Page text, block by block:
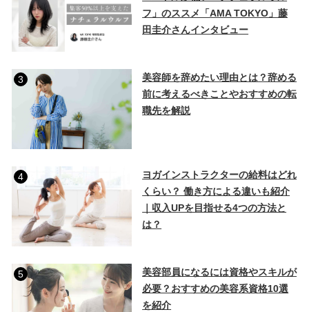
フ」のススメ「AMA TOKYO」藤
田圭介さんインタビュー
3
美容師を辞めたい理由とは？辞める
前に考えるべきことやおすすめの転
職先を解説
4
ヨガインストラクターの給料はどれ
くらい？ 働き方による違いも紹介
｜収入UPを目指せる4つの方法と
は？
5
美容部員になるには資格やスキルが
必要？おすすめの美容系資格10選
を紹介